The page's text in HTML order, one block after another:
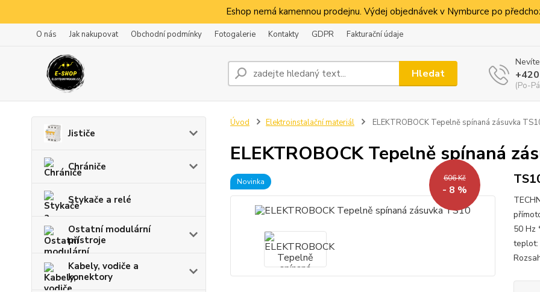
Eshop nemá kamennou prodejnu. Výdej objednávek v Nymburce po
O nás Jak nakupovat Obchodní podmínky Fotogalerie Kontakty GDPR Fakturační údaje
Hledat
(Po-
Jističe
Chrániče
Stykače a relé
Ostatní modulární
přístroje
Kabely, vodiče a
konektory
Úvod Elektroinstalační materiál ELEKTROBOCK Tepelně spínaná zásuvka
ELEKTROBOCK Tepelně spínaná
Novinka 606 Kč
- 8 %
50 Hz
teplot: